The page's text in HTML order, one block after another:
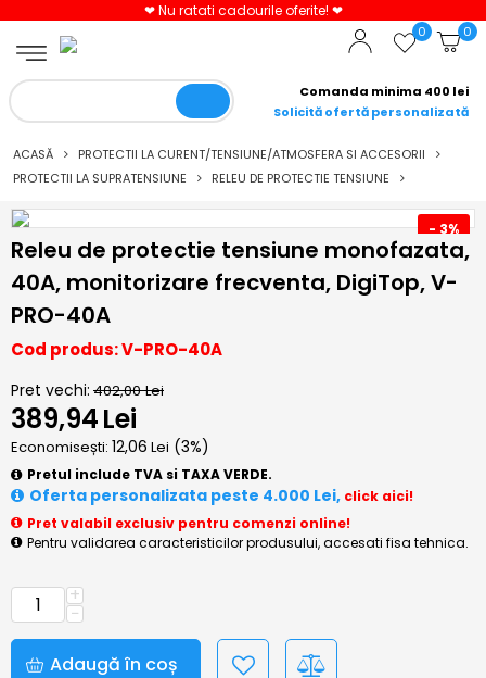
❤ Nu ratati cadourile oferite! ❤
0 0
Comanda minima 400 lei
Solicită ofertă personalizată
ACASĂ
PROTECTII LA CURENT/TENSIUNE/ATMOSFERA SI ACCESORII
PROTECTII LA SUPRATENSIUNE
RELEU DE PROTECTIE TENSIUNE
- 3%
Releu de protectie tensiune monofazata,
40A, monitorizare frecventa, DigiTop, V-
PRO-40A
Cod produs: V-PRO-40A
Pret vechi: 402,00 Lei
389,94Lei
Economisești: 12,06 Lei (3%)
Pretul include TVA si TAXA VERDE.
Oferta personalizata peste 4.000 Lei, click aici!
Pret valabil exclusiv pentru comenzi online!
Pentru validarea caracteristicilor produsului, accesati fisa tehnica.
+
−
Adaugă în coș